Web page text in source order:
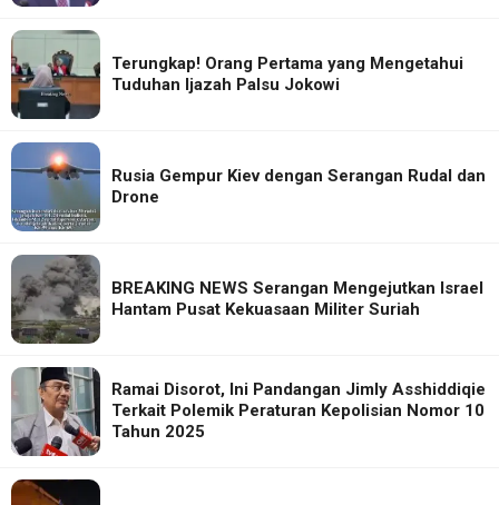
Terungkap! Orang Pertama yang Mengetahui
Tuduhan Ijazah Palsu Jokowi
Rusia Gempur Kiev dengan Serangan Rudal dan
Drone
BREAKING NEWS Serangan Mengejutkan Israel
Hantam Pusat Kekuasaan Militer Suriah
Ramai Disorot, Ini Pandangan Jimly Asshiddiqie
Terkait Polemik Peraturan Kepolisian Nomor 10
Tahun 2025